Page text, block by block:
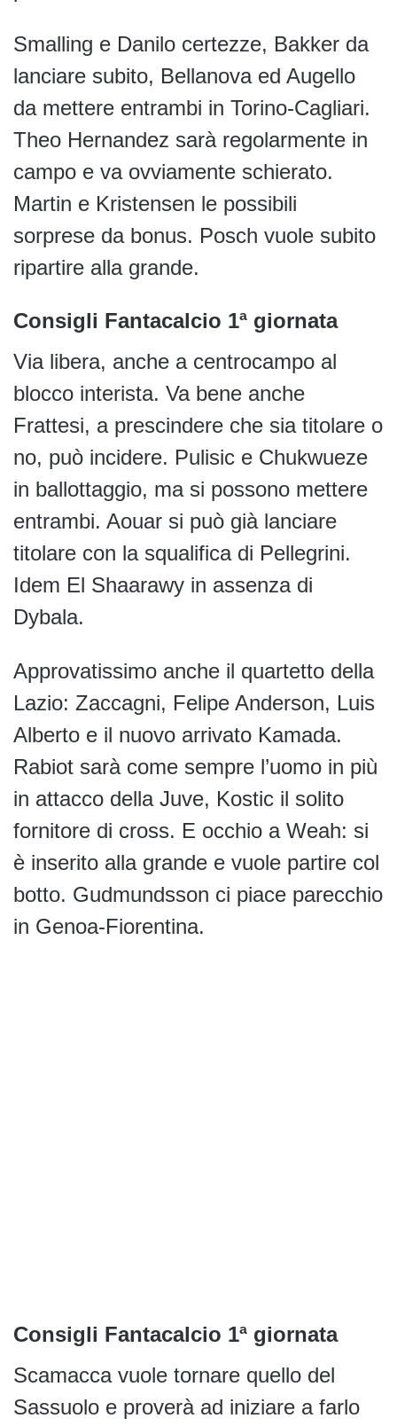
Smalling e Danilo certezze, Bakker da
lanciare subito, Bellanova ed Augello
da mettere entrambi in Torino-Cagliari.
Theo Hernandez sarà regolarmente in
campo e va ovviamente schierato.
Martin e Kristensen le possibili
sorprese da bonus. Posch vuole subito
ripartire alla grande.
Consigli Fantacalcio 1ª giornata
Via libera, anche a centrocampo al
blocco interista. Va bene anche
Frattesi, a prescindere che sia titolare o
no, può incidere. Pulisic e Chukwueze
in ballottaggio, ma si possono mettere
entrambi. Aouar si può già lanciare
titolare con la squalifica di Pellegrini.
Idem El Shaarawy in assenza di
Dybala.
Approvatissimo anche il quartetto della
Lazio: Zaccagni, Felipe Anderson, Luis
Alberto e il nuovo arrivato Kamada.
Rabiot sarà come sempre l’uomo in più
in attacco della Juve, Kostic il solito
fornitore di cross. E occhio a Weah: si
è inserito alla grande e vuole partire col
botto. Gudmundsson ci piace parecchio
in Genoa-Fiorentina.
Consigli Fantacalcio 1ª giornata
Scamacca vuole tornare quello del
Sassuolo e proverà ad iniziare a farlo